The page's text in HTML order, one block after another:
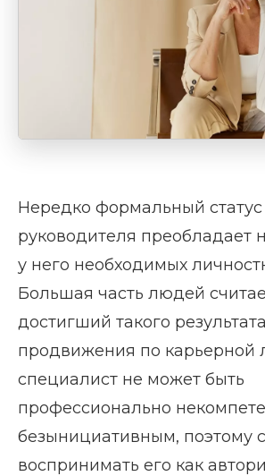
Нередко формальный статус
руководителя преобладает
у него необходимых
Большая часть людей
достигший такого результата
продвижения по карьерной
специалист не может быть
профессионально
безынициативным, поэтому
воспринимать его как